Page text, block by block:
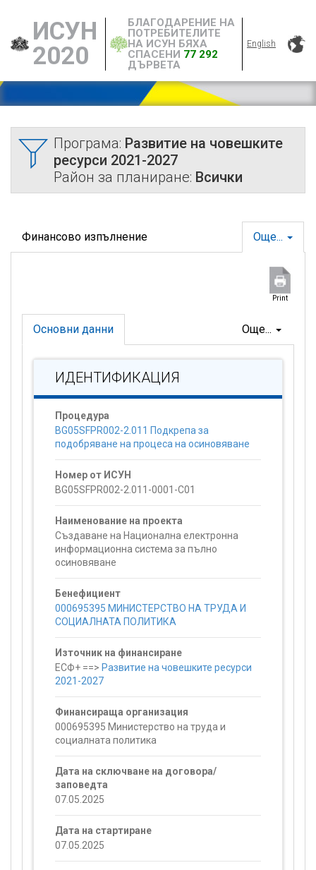
ИСУН
2020
БЛАГОДАРЕНИЕ НА
ПОТРЕБИТЕЛИТЕ
НА ИСУН БЯХА
СПАСЕНИ 77 292
ДЪРВЕТА
English
Програма: Развитие на човешките
ресурси 2021-2027
Район за планиране: Всички
Още...
Финансово изпълнение
Print
Още...
Основни данни
ИДЕНТИФИКАЦИЯ
Процедура
BG05SFPR002-2.011 Подкрепа за
подобряване на процеса на осиновяване
Номер от ИСУН
BG05SFPR002-2.011-0001-C01
Наименование на проекта
Създаване на Национална електронна
информационна система за пълно
осиновяване
Бенефициент
000695395 МИНИСТЕРСТВО НА ТРУДА И
СОЦИАЛНАТА ПОЛИТИКА
Източник на финансиране
ЕСФ+ ==> Развитие на човешките ресурси
2021-2027
Финансираща организация
000695395 Министерство на труда и
социалната политика
Дата на сключване на договора/
заповедта
07.05.2025
Дата на стартиране
07.05.2025